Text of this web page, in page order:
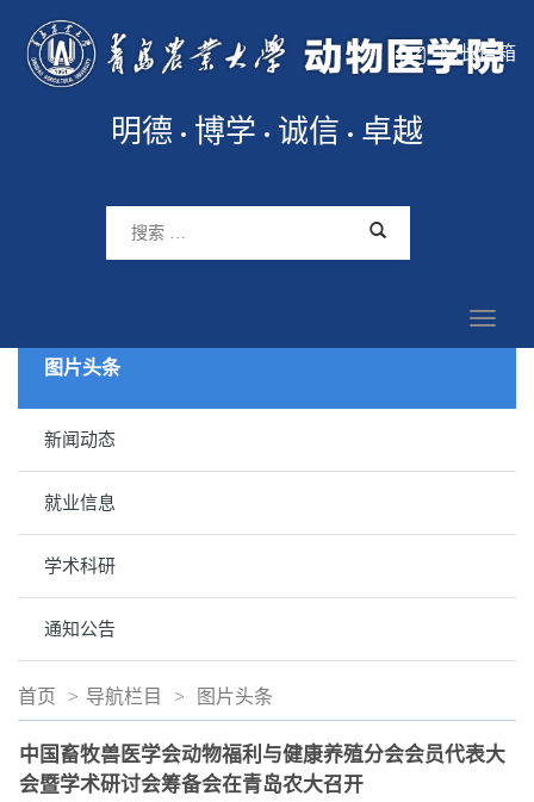
院长信箱
明德 博学 诚信 卓越
图片头条
新闻动态
就业信息
学术科研
通知公告
首页 > 导航栏目 > 图片头条
中国畜牧兽医学会动物福利与健康养殖分会会员代表大
会暨学术研讨会筹备会在青岛农大召开